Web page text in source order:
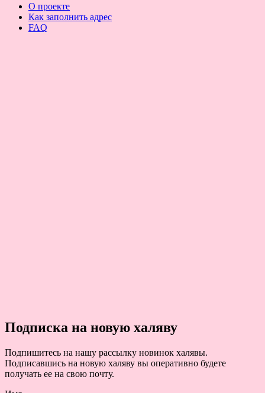
О проекте
Как заполнить адрес
FAQ
Подписка на новую халяву
Подпишитесь на нашу рассылку новинок халявы.
Подписавшись на новую халяву вы оперативно будете
получать ее на свою почту.